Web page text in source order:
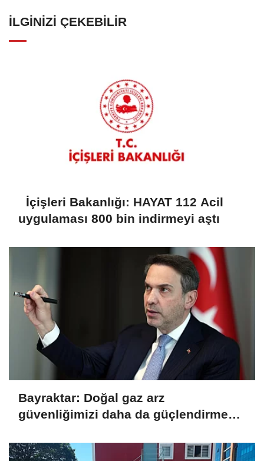
İLGINIZI ÇEKEBILIR
İçişleri Bakanlığı: HAYAT 112 Acil
uygulaması 800 bin indirmeyi aştı
Bayraktar: Doğal gaz arz
güvenliğimizi daha da güçlendirmeye